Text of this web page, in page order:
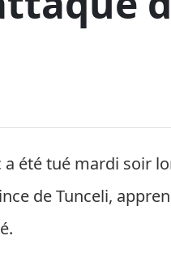
a été tué mardi soir
de Tunceli,